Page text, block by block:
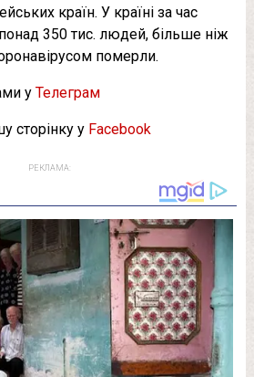
країн. У країні за час
350 тис. людей, більше ніж
померли.
у Телеграм
сторінку у Facebook
РЕКЛАМА: